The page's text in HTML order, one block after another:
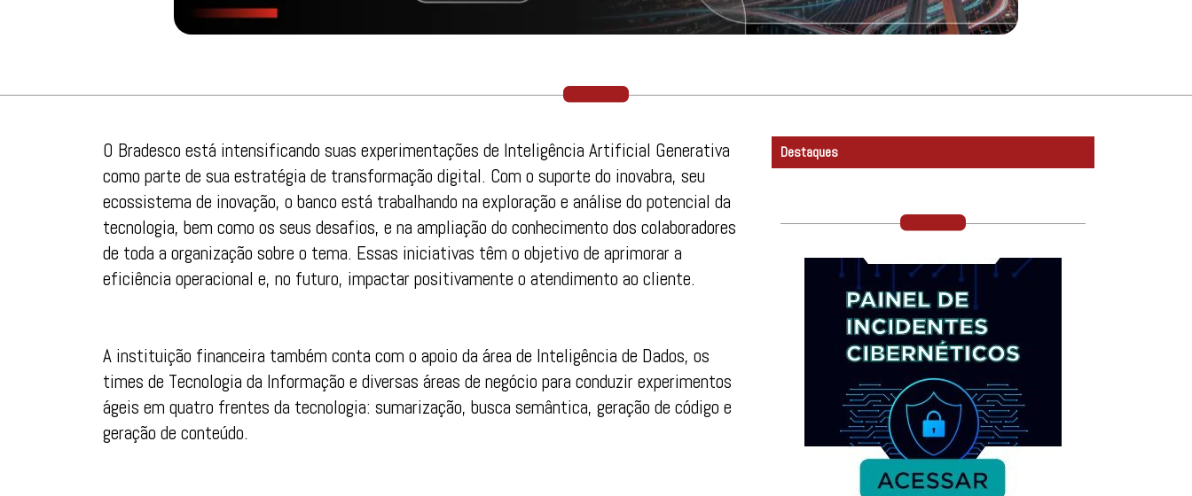
O Bradesco está intensificando suas experimentações de Inteligência Artificial Generativa
como parte de sua estratégia de transformação digital. Com o suporte do inovabra, seu
ecossistema de inovação, o banco está trabalhando na exploração e análise do potencial da
tecnologia, bem como os seus desafios, e na ampliação do conhecimento dos colaboradores
de toda a organização sobre o tema. Essas iniciativas têm o objetivo de aprimorar a
eficiência operacional e, no futuro, impactar positivamente o atendimento ao cliente.
A instituição financeira também conta com o apoio da área de Inteligência de Dados, os
times de Tecnologia da Informação e diversas áreas de negócio para conduzir experimentos
ágeis em quatro frentes da tecnologia: sumarização, busca semântica, geração de código e
geração de conteúdo.
Destaques